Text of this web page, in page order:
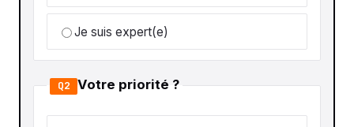
Je suis expert(e)
Q2 Votre priorité ?